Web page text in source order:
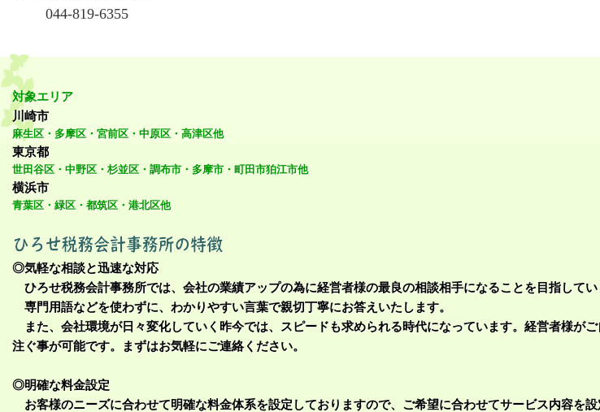
044-819-6355
対象エリア
川崎市
麻生区・多摩区・宮前区・中原区・高津区他
東京都
世田谷区・中野区・杉並区・調布市・多摩市・町田市狛江市他
横浜市
青葉区・緑区・都筑区・港北区他
◎気軽な相談と迅速な対応
ひろせ税務会計事務所では、会社の業績アップの為に経営者様の最良の相談相手になることを目指してい
専門用語などを使わずに、わかりやすい言葉で親切丁寧にお答えいたします。
また、会社環境が日々変化していく昨今では、スピードも求められる時代になっています。経営者様が
注ぐ事が可能です。まずはお気軽にご連絡ください。
◎明確な料金設定
お客様のニーズに合わせて明確な料金体系を設定しておりますので、ご希望に合わせてサービス内容を